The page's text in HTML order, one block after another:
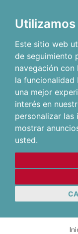
Este sitio web
de seguimiento
navegación con
la funcionalidad
una mejor
interés en
personalizar las
mostrar
usted.